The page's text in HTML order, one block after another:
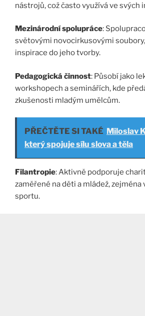
nástrojů, což často využívá ve svých
Mezinárodní spolupráce:
světovými novocirkusovými
inspirace do jeho tvorby.
Pedagogická činnost: Působí jako
workshopech a seminářích, kde
zkušenosti mladým umělcům.
PŘEČTĚTE SI TAKÉ Miloslav
který spojuje sílu slova a těla
Filantropie: Aktivně podporuje
zaměřené na děti a mládež,
sportu.